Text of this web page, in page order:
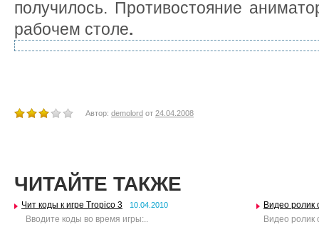
получилось. Противостояние
рабочем столе.
Автор: demolord от 24.04.2008
ЧИТАЙТЕ ТАКЖЕ
Чит коды к игре Tropico 3 10.04.2010
Вводите коды во время игры:..
Видео ролик
Видео ролик